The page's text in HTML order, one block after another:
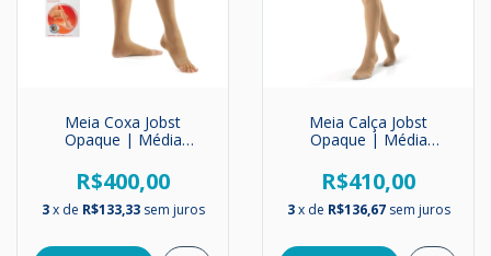
Meia Coxa Jobst
Opaque | Média
30mmHg (NOVA)
R$400,00
3 x de R$133,33 sem juros
Meia Calça Jobst
Opaque | Média
mmHg
R$410,00
3 x de R$136,67 sem juros